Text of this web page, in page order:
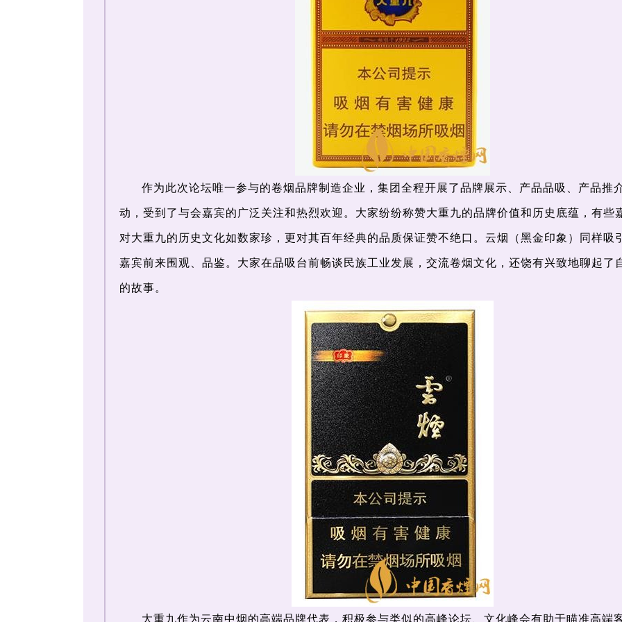
作为此次论坛唯一参与的卷烟品牌制造企业，集团全程开展了品牌展示、产品品吸、产品推
动，受到了与会嘉宾的广泛关注和热烈欢迎。大家纷纷称赞大重九的品牌价值和历史底蕴，有些
对大重九的历史文化如数家珍，更对其百年经典的品质保证赞不绝口。云烟（黑金印象）同样吸
嘉宾前来围观、品鉴。大家在品吸台前畅谈民族工业发展，交流卷烟文化，还饶有兴致地聊起了
的故事。
大重九作为云南中烟的高端品牌代表，积极参与类似的高峰论坛、文化峰会有助于瞄准高端